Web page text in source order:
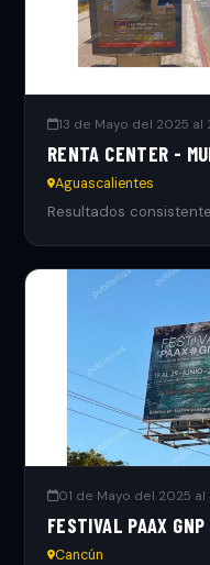
13 de Mayo del 2025
RENTA CENTER -
Aguascalientes
Resultados
01 de Mayo del 2025
FESTIVAL PAAX
Cancún